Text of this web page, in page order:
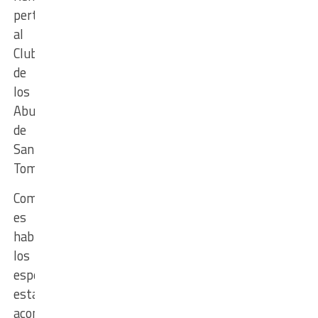
perteneciente
al
Club
de
los
Abuelos
de
Santo
Tomé.
Como
es
habitual,
los
espectáculos
estarán
acompañados